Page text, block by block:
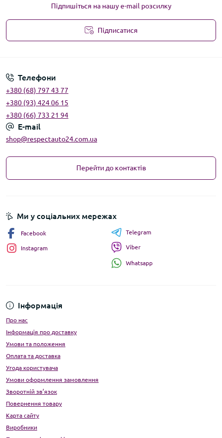
Підпишіться на нашу e-mail розсилку
Підписатися
Телефони
+380 (68) 797 43 77
+380 (93) 424 06 15
+380 (66) 733 21 94
E-mail
shop@respectauto24.com.ua
Перейти до контактів
Інформація
Про нас
Інформація про доставку
Умови та положення
Оплата та доставка
Угода користувача
Умови оформлення замовлення
Зворотній зв’язок
Повернення товару
Карта сайту
Виробники
Ми у соціальних мережах
Facebook
Instagram
Telegram
Viber
Whatsapp